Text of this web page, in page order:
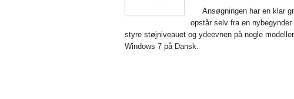
Ansøgningen har en klar
opstår selv fra en
styre støjniveauet og ydeevnen på nogle
Windows 7 på Dansk.